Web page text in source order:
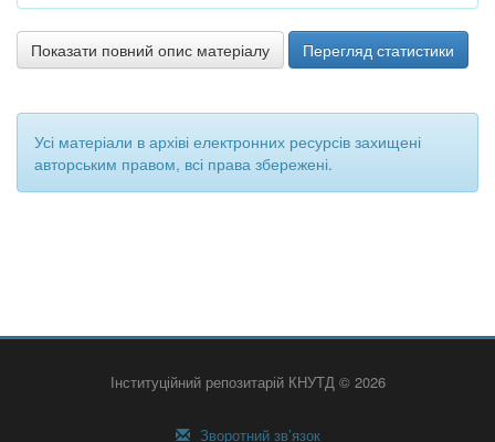
Показати повний опис матеріалу Перегляд статистики
Усі матеріали в архіві електронних ресурсів захищені
авторським правом, всі права збережені.
Інституційний репозитарій КНУТД © 2026
Зворотний зв’язок